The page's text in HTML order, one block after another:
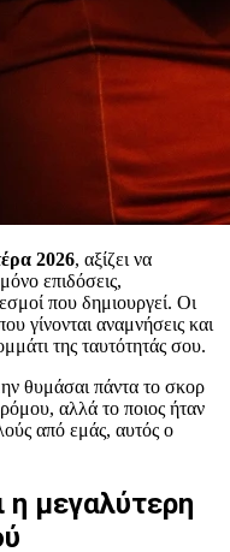
2026, αξίζει να
επιδόσεις,
που δημιουργεί. Οι
γίνονται αναμνήσεις και
της ταυτότητάς σου.
θυμάσαι πάντα το σκορ
αλλά το ποιος ήταν
από εμάς, αυτός ο
η μεγαλύτερη